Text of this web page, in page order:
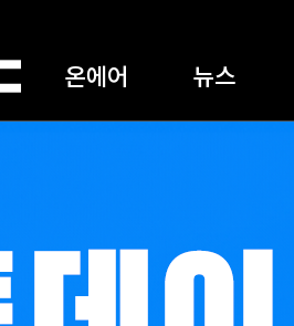
온에어 뉴스